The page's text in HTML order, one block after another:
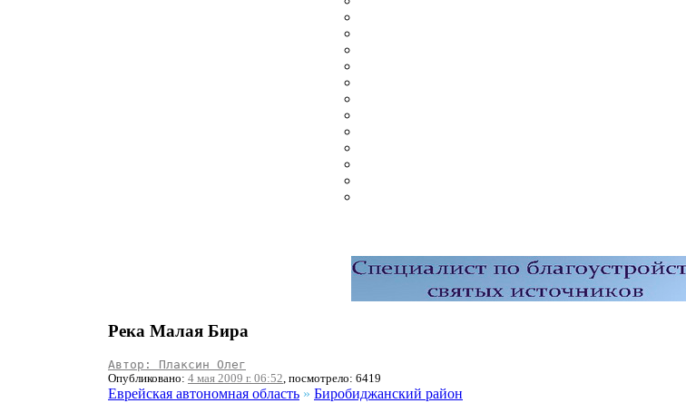
Река Малая Бира
Автор: Плаксин Олег
Опубликовано: 4 мая 2009 г. 06:52, посмотрело: 6419
Еврейская автономная область » Биробиджанский район